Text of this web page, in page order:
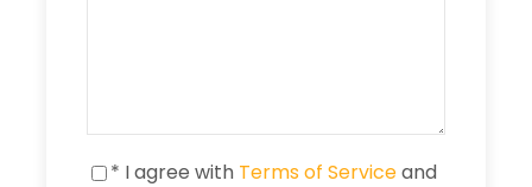
* I agree with Terms of Serviceand